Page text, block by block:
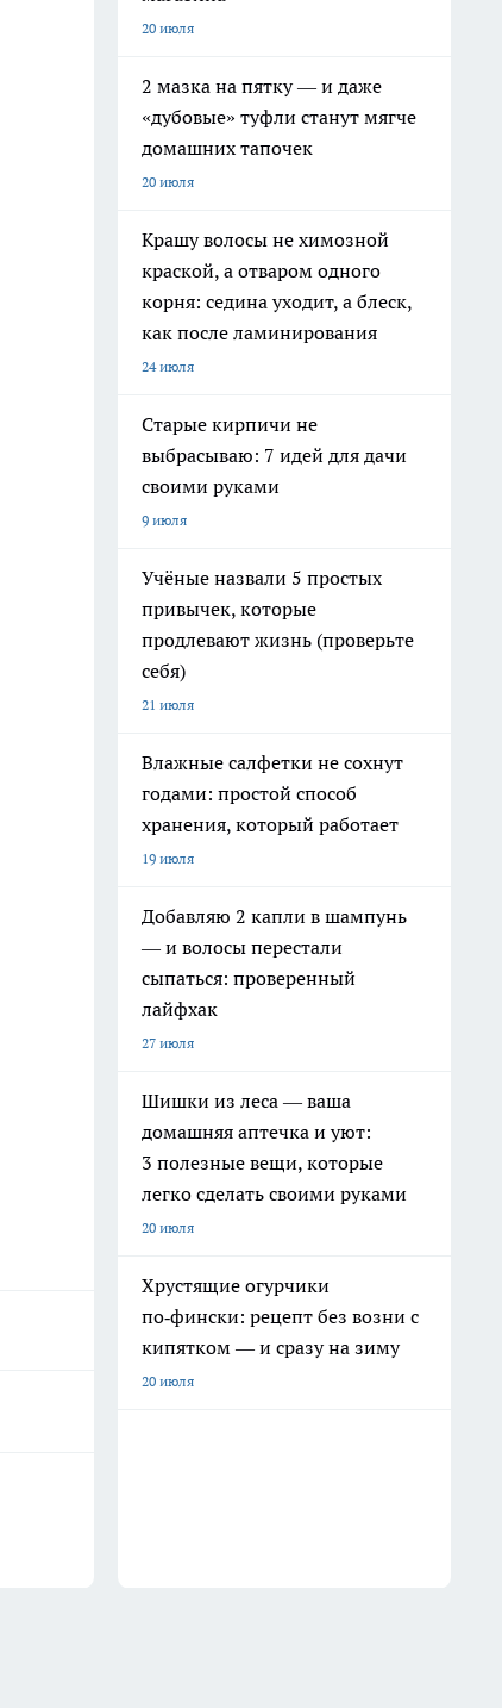
20 июля
2 мазка на пятку — и даже
«дубовые» туфли станут мягче
домашних тапочек
20 июля
Крашу волосы не химозной
краской, а отваром одного
корня: седина уходит, а блеск,
как после ламинирования
24 июля
Старые кирпичи не
выбрасываю: 7 идей для дачи
своими руками
9 июля
Учёные назвали 5 простых
привычек, которые
продлевают жизнь (проверьте
себя)
21 июля
Влажные салфетки не сохнут
годами: простой способ
хранения, который работает
19 июля
Добавляю 2 капли в шампунь
— и волосы перестали
сыпаться: проверенный
лайфхак
27 июля
Шишки из леса — ваша
домашняя аптечка и уют:
3 полезные вещи, которые
легко сделать своими руками
20 июля
Хрустящие огурчики
по‑фински: рецепт без возни с
кипятком — и сразу на зиму
20 июля